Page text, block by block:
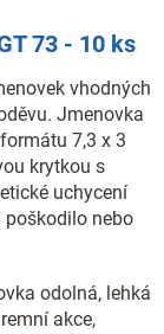
73 - 10 ks
vhodných
Jmenovka
7,3 x 3
krytkou s
uchycení
poškodilo nebo
odolná, lehká
akce,